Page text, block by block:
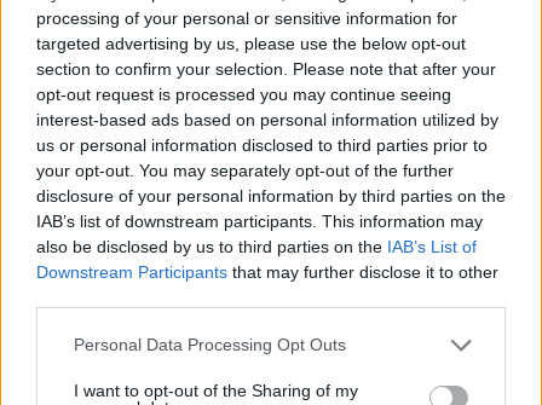
processing of your personal or sensitive information for
targeted advertising by us, please use the below opt-out
section to confirm your selection. Please note that after your
opt-out request is processed you may continue seeing
interest-based ads based on personal information utilized by
us or personal information disclosed to third parties prior to
your opt-out. You may separately opt-out of the further
disclosure of your personal information by third parties on the
IAB’s list of downstream participants. This information may
also be disclosed by us to third parties on the IAB’s List of
Downstream Participants that may further disclose it to other
Please note that this website/app uses one or more Google
not limited to your visit or usage behaviour. You may click to
Personal Data Processing Opt Outs
I want to opt-out of the Sharing of my
Χωρίς ενεργό μέτωπο η φωτιά στην Aγία Μαρίνα
Ηλείας, δείτε φωτογραφίες
Washington Post: Ο Τραμπ «έχρισε» διάδοχό του τον
Βανς, είπε σε δωρητές των Ρεπουμπλικανών ότι θέλει
να τον δει πρόεδρο το 2028
πριν 15 λεπτά
Η απόλυτη υποκρισία του Ελληνικού κράτους με τα
ηλεκτρικά
πριν 15 λεπτά
πριν 16 λεπτά
Ιδού η μία και μοναδική Bugatti Destrier - Ποιος
πριν 17 λεπτά